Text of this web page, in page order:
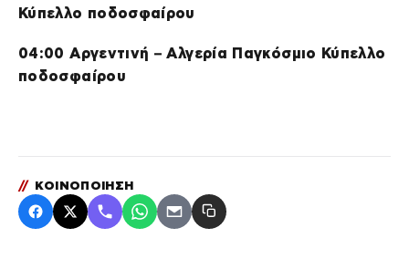
Κύπελλο ποδοσφαίρου
04:00 Αργεντινή – Αλγερία Παγκόσμιο Κύπελλο
ποδοσφαίρου
// ΚΟΙΝΟΠΟΙΗΣΗ